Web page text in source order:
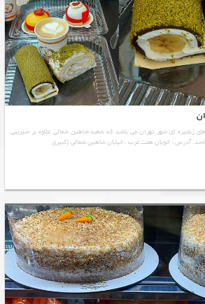
زنجیره ای شهر تهران می باشد که شعبه شاهین شمالی علاوه بر شیرینی
آدرس : اتوبان همت غرب ، خیابان شاهین شمالی (کبیری